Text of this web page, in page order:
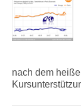
nach dem